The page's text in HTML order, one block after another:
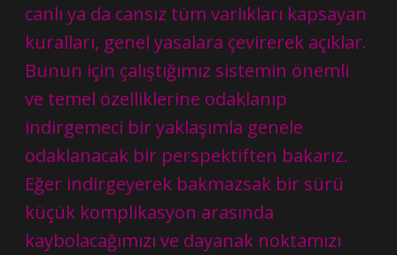
canlı ya da cansız tüm varlıkları kapsayan
kuralları, genel yasalara çevirerek açıklar.
Bunun için çalıştığımız sistemin önemli
ve temel özelliklerine odaklanıp
indirgemeci bir yaklaşımla genele
odaklanacak bir perspektiften bakarız.
Eğer indirgeyerek bakmazsak bir sürü
küçük komplikasyon arasında
kaybolacağımızı ve dayanak noktamızı